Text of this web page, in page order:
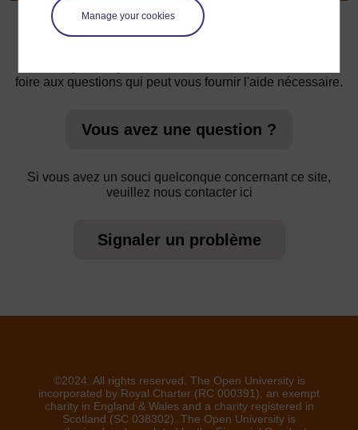
Manage your cookies
foire aux questions qui peut vous fournir l'aide nécessaire.
Vous avez une question ?
Si vous avez un souci quelconque concernant ce site,
veuillez nous contacter ici
Signaler un problème
©2024. All rights reserved. The Open University is
incorporated by Royal Charter (RC 000391), an exempt
charity in England & Wales and a charity registered in
Scotland (SC 038302). The Open University is